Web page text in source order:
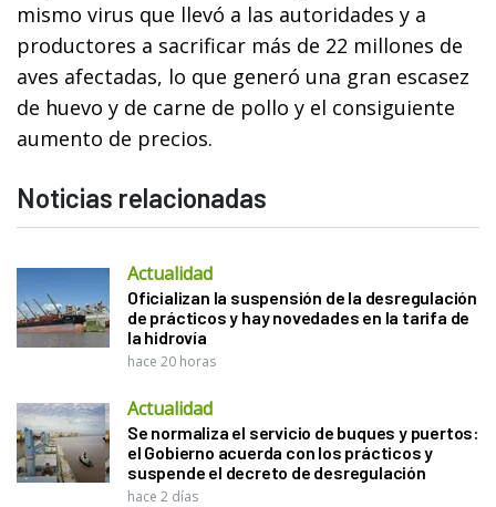
mismo virus que llevó a las autoridades y a
productores a sacrificar más de 22 millones de
aves afectadas, lo que generó una gran escasez
de huevo y de carne de pollo y el consiguiente
aumento de precios.
Noticias relacionadas
Actualidad
Oficializan la suspensión de la desregulación
de prácticos y hay novedades en la tarifa de
la hidrovía
hace 20 horas
Actualidad
Se normaliza el servicio de buques y puertos:
el Gobierno acuerda con los prácticos y
suspende el decreto de desregulación
hace 2 días